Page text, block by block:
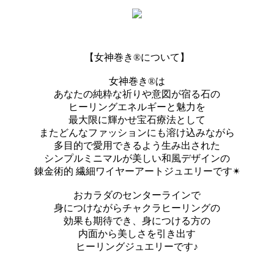
【女神巻き®︎について】
女神巻き®︎は
あなたの純粋な祈りや意図が宿る石の
ヒーリングエネルギーと魅力を
最大限に輝かせ宝石療法として
またどんなファッションにも溶け込みながら
多目的で愛用できるよう生み出された
シンプルミニマルが美しい和風デザインの
錬金術的 繊細ワイヤーアートジュエリーです✴︎
おカラダのセンターラインで
身につけながらチャクラヒーリングの
効果も期待でき、身につける方の
内面から美しさを引き出す
ヒーリングジュエリーです♪